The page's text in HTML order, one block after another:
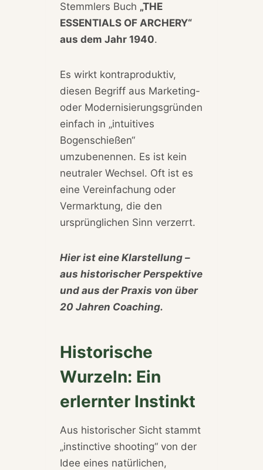
Stemmlers Buch „THE
ESSENTIALS OF ARCHERY“
aus dem Jahr 1940.
Es wirkt kontraproduktiv,
diesen Begriff aus Marketing-
oder Modernisierungsgründen
einfach in „intuitives
Bogenschießen“
umzubenennen. Es ist kein
neutraler Wechsel. Oft ist es
eine Vereinfachung oder
Vermarktung, die den
ursprünglichen Sinn verzerrt.
Hier ist eine Klarstellung –
aus historischer Perspektive
und aus der Praxis von über
20 Jahren Coaching.
Historische
Wurzeln: Ein
erlernter Instinkt
Aus historischer Sicht stammt
„instinctive shooting“ von der
Idee eines natürlichen,